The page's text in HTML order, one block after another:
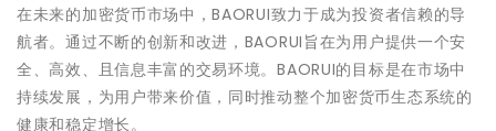
在未来的加密货币市场中，BAORUI致力于成为投资者信赖的导
航者。通过不断的创新和改进，BAORUI旨在为用户提供一个安
全、高效、且信息丰富的交易环境。BAORUI的目标是在市场中
持续发展，为用户带来价值，同时推动整个加密货币生态系统的
健康和稳定增长。